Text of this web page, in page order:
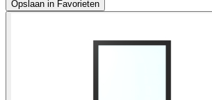
Opslaan in Favorieten